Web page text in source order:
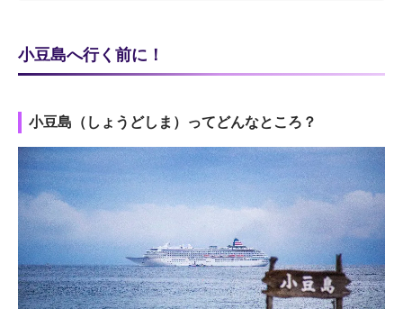
小豆島へ行く前に！
小豆島（しょうどしま）ってどんなところ？